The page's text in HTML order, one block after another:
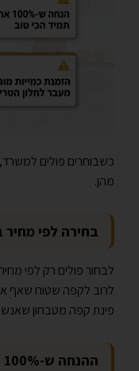
כשבוחרים פולים
מהן.
בחירה לפי
לבחור פולים רק לפי
לרוב לקפה שטוח שאף
פינת קפה מטבחון
ההנחה ש-100% ערביקה תמיד הכי טוב